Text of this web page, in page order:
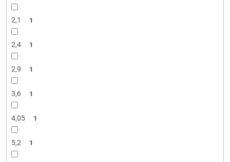
2,1 1
2,4 1
2,9 1
3,6 1
4,05 1
5,2 1